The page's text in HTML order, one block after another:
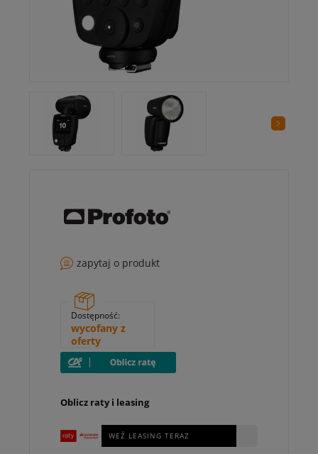
zapytaj o produkt
Dostępność:
wycofany z
oferty
Oblicz raty i leasing
WEŹ LEASING TERAZ